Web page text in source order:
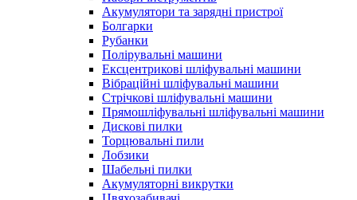
Акумулятори та зарядні пристрої
Болгарки
Рубанки
Полірувальні машини
Ексцентрикові шліфувальні машини
Вібраційні шліфувальні машини
Стрічкові шліфувальні машини
Прямошліфувальні шліфувальні машини
Дискові пилки
Торцювальні пили
Лобзики
Шабельні пилки
Акумуляторні викрутки